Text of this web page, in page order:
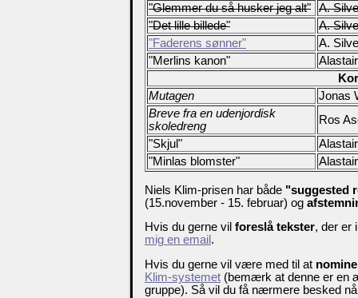
"Glemmer du så husker jeg alt"
A.
"Det lille billede"
A.
"Faderens sønner"
A.
"Merlins kanon"
Mutagen
Jonas
Breve fra en udenjordisk
skoledreng
Ros
"Skjul"
"Minlas blomster"
Niels Klim-prisen har både "suggested
(15.november - 15. februar) og
Hvis du gerne vil foreslå tekster, der er
mig en email .
Hvis du gerne vil være med til at
Klim-systemet (bemærk at denne er en
gruppe). Så vil du få nærmere besked